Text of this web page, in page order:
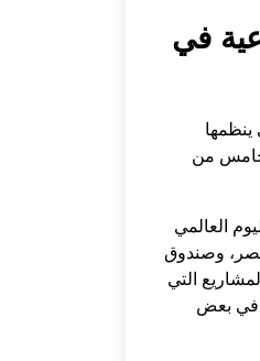
في
ينظمها
من
العالمي
وصندوق
التي
في بعض